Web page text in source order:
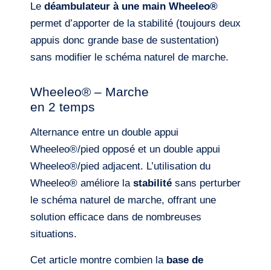
Le déambulateur à une main Wheeleo®
permet d’apporter de la stabilité (toujours deux
appuis donc grande base de sustentation)
sans modifier le schéma naturel de marche.
Wheeleo® – Marche
en 2 temps
Alternance entre un double appui
Wheeleo®/pied opposé et un double appui
Wheeleo®/pied adjacent. L’utilisation du
Wheeleo® améliore la stabilité sans perturber
le schéma naturel de marche, offrant une
solution efficace dans de nombreuses
situations.
Cet article montre combien la base de